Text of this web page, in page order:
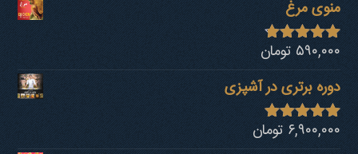
منوی مرغ
نمره4.68
از 5
۵۹۰,۰۰۰ تومان
دوره برتری در آشپزی
نمره4.92
از 5
۶,۹۰۰,۰۰۰ تومان